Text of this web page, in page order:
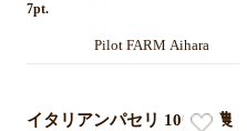
7pt.
Pilot FARM Aihara
イタリアンパセリ 100g【農